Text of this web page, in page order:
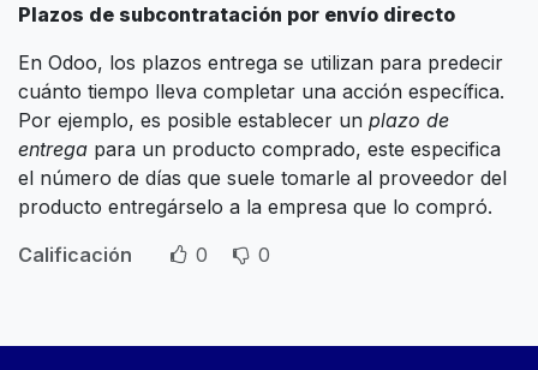
Plazos de subcontratación por envío directo
En Odoo, los plazos entrega se utilizan para predecir
cuánto tiempo lleva completar una acción específica.
Por ejemplo, es posible establecer un plazo de
entrega para un producto comprado, este especifica
el número de días que suele tomarle al proveedor del
producto entregárselo a la empresa que lo compró.
Calificación
0 0